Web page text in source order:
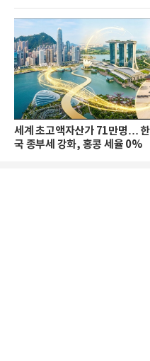
세계 초고액자산가 71만명… 한
국 종부세 강화, 홍콩 세율 0%